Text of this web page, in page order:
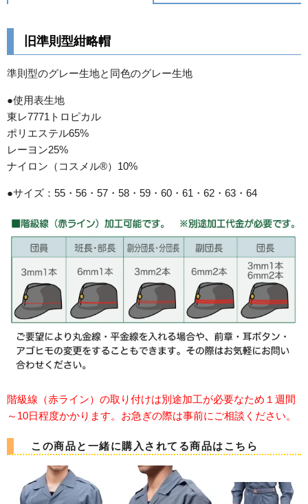
旧準則型紺略帽
準則型のグレー生地と同色のグレー生地
●使用表生地
東レ7771トロピカル
ポリエステル65%
レーヨン25%
ナイロン（コスメル®）10%
●サイズ：55・56・57・58・59・60・61・62・63・64
階級線（赤ライン）の取り付けは別途加工が必要なため１週間
～10日程度かかります。お急ぎの際は事前にご相談ください。
この商品と一緒に購入されてる商品はこちら